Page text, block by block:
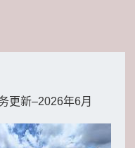
更新–2026年6月